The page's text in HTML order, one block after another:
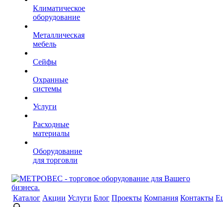
Климатическое
оборудование
Металлическая
мебель
Сейфы
Охранные
системы
Услуги
Расходные
материалы
Оборудование
для торговли
Каталог Акции Услуги Блог Проекты Компания Контакты